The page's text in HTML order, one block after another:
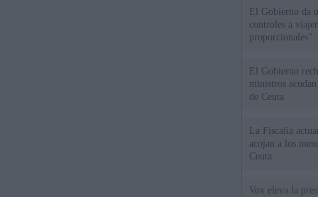
El Gobierno da
controles a
proporcionales"
El Gobierno
ministros
de Ceuta
La Fiscalía
acojan a los
Ceuta
Vox eleva la